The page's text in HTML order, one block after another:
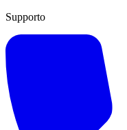
Supporto